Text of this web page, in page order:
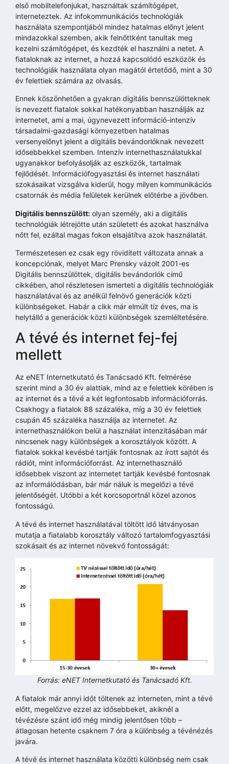
első mobiltelefonjukat, használtak számítógépet,
interneteztek. Az infokommunikációs technológiák
használata szempontjából mindez hatalmas előnyt jelent
mindazokkal szemben, akik felnőttként tanultak meg
kezelni számítógépet, és kezdték el használni a netet. A
fiataloknak az internet, a hozzá kapcsolódó eszközök és
technológiák használata olyan magától értetődő, mint a 30
év felettiek számára az olvasás.
Ennek köszönhetően a gyakran digitális bennszülötteknek
is nevezett fiatalok sokkal hatékonyabban használják az
internetet, ami a mai, úgynevezett információ-intenzív
társadalmi-gazdasági környezetben hatalmas
versenyelőnyt jelent a digitális bevándorlóknak nevezett
idősebbekkel szemben. Intenzív internethasználatukkal
ugyanakkor befolyásolják az eszközök, tartalmak
fejlődését. Információfogyasztási és internet használati
szokásaikat vizsgálva kiderül, hogy milyen kommunikációs
csatornák és média felületek kerülnek előtérbe a jövőben.
Digitális bennszülött: olyan személy, aki a digitális
technológiák létrejötte után született és azokat használva
nőtt fel, ezáltal magas fokon elsajátítva azok használatát.
Természetesen ez csak egy rövidített változata annak a
koncepciónak, melyet Marc Prensky vázolt 2001-es
Digitális bennszülöttek, digitális bevándorlók című
cikkében, ahol részletesen ismerteti a digitális technológiák
használatával és az anélkül felnövő generációk közti
különbségeket. Habár a cikk már elmúlt tíz éves, ma is
helytálló a generációk közti különbségek szemléltetésére.
A tévé és internet fej-fej
mellett
Az eNET Internetkutató és Tanácsadó Kft. felmérése
szerint mind a 30 év alattiak, mind az e felettiek körében is
az internet és a tévé a két legfontosabb információforrás.
Csakhogy a fiatalok 88 százaléka, míg a 30 év felettiek
csupán 45 százaléka használja az internetet. Az
internethasználókon belül a használat intenzitásában már
nincsenek nagy különbségek a korosztályok között. A
fiatalok sokkal kevésbé tartják fontosnak az írott sajtót és
rádiót, mint információforrást. Az internethasználó
idősebbek viszont az internetet tartják kevésbé fontosnak
az informálódásban, bár már náluk is megelőzi a tévé
jelentőségét. Utóbbi a két korcsoportnál közel azonos
fontosságú.
A tévé és internet használatával töltött idő látványosan
mutatja a fiatalabb korosztály változó tartalomfogyasztási
szokásait és az internet növekvő fontosságát:
Forrás: eNET Internetkutató és Tanácsadó Kft.
A fiatalok már annyi időt töltenek az interneten, mint a tévé
előtt, megelőzve ezzel az idősebbeket, akiknél a
tévézésre szánt idő még mindig jelentősen több –
átlagosan hetente csaknem 7 óra a különbség a tévénézés
javára.
A tévé és internet használata közötti különbség nem csak